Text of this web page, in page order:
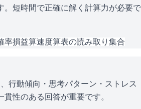
。短時間で正確に解く計算力が必要で
率損益算速度算表の読み取り 集合
行動傾向・思考パターン・ストレス
性のある回答が重要です。